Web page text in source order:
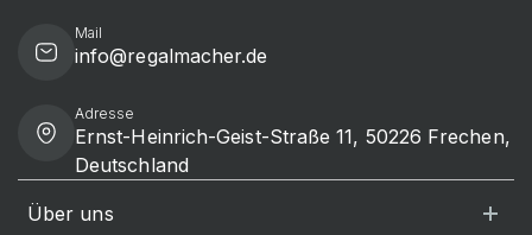
Mail
info@regalmacher.de
Adresse
Ernst-Heinrich-Geist-Straße 11, 50226 Frechen,
Deutschland
Über uns